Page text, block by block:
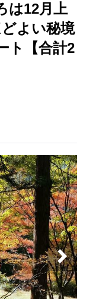
は12月上
よい秘境
ト【合計2